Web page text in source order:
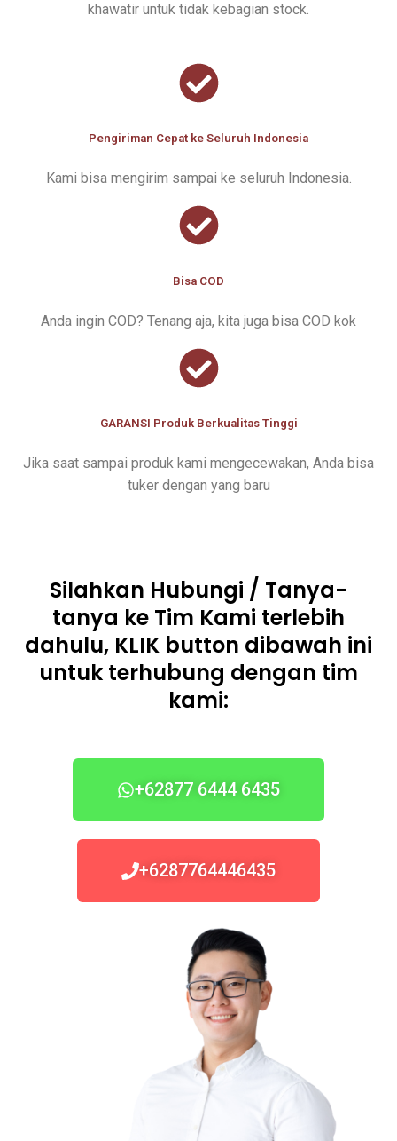
khawatir untuk tidak kebagian stock.
Pengiriman Cepat ke Seluruh Indonesia
Kami bisa mengirim sampai ke seluruh Indonesia.
Bisa COD
Anda ingin COD? Tenang aja, kita juga bisa COD kok
GARANSI Produk Berkualitas Tinggi
Jika saat sampai produk kami mengecewakan, Anda bisa
tuker dengan yang baru
Silahkan Hubungi / Tanya-
tanya ke Tim Kami terlebih
dahulu, KLIK button dibawah ini
untuk terhubung dengan tim
kami:
+62877 6444 6435
+6287764446435